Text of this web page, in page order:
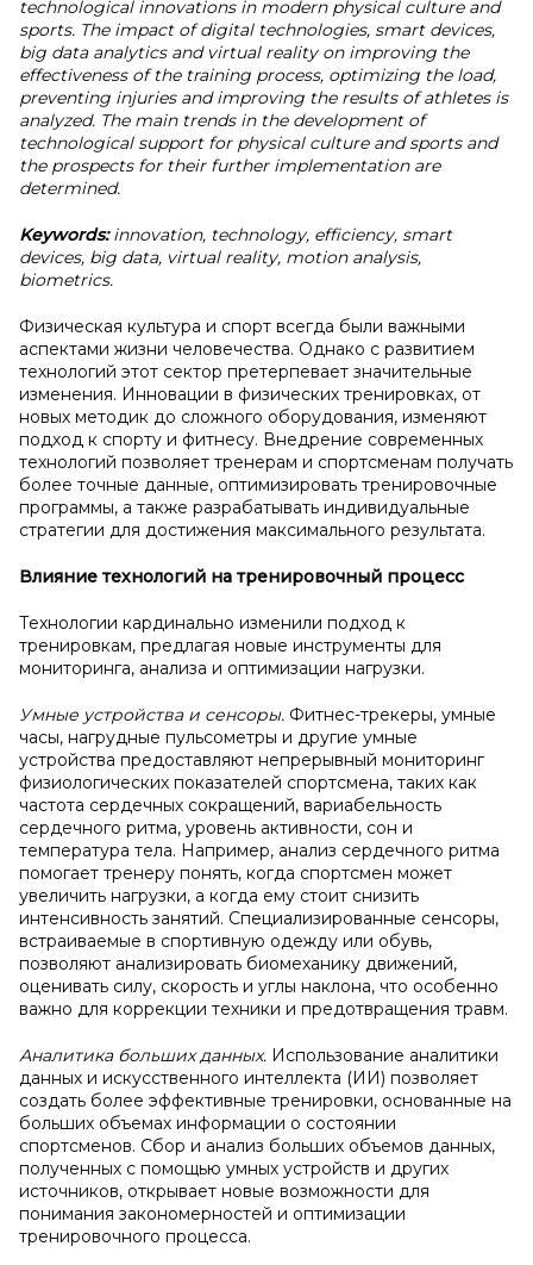
technological innovations in modern physical culture and
sports. The impact of digital technologies, smart devices,
big data analytics and virtual reality on improving the
effectiveness of the training process, optimizing the load,
preventing injuries and improving the results of athletes is
analyzed. The main trends in the development of
technological support for physical culture and sports and
the prospects for their further implementation are
determined.
Keywords:innovation, technology, efficiency, smart
devices, big data, virtual reality, motion analysis,
biometrics.
Физическая культура и спорт всегда были важными
аспектами жизни человечества. Однако с развитием
технологий этот сектор претерпевает значительные
изменения. Инновации в физических тренировках, от
новых методик до сложного оборудования, изменяют
подход к спорту и фитнесу. Внедрение современных
технологий позволяет тренерам и спортсменам получать
более точные данные, оптимизировать тренировочные
программы, а также разрабатывать индивидуальные
стратегии для достижения максимального результата.
Влияние технологий на тренировочный процесс
Технологии кардинально изменили подход к
тренировкам, предлагая новые инструменты для
мониторинга, анализа и оптимизации нагрузки.
Умные устройства и сенсоры. Фитнес-трекеры, умные
часы, нагрудные пульсометры и другие умные
устройства предоставляют непрерывный мониторинг
физиологических показателей спортсмена, таких как
частота сердечных сокращений, вариабельность
сердечного ритма, уровень активности, сон и
температура тела. Например, анализ сердечного ритма
помогает тренеру понять, когда спортсмен может
увеличить нагрузки, а когда ему стоит снизить
интенсивность занятий. Специализированные сенсоры,
встраиваемые в спортивную одежду или обувь,
позволяют анализировать биомеханику движений,
оценивать силу, скорость и углы наклона, что особенно
важно для коррекции техники и предотвращения травм.
Аналитика больших данных. Использование аналитики
данных и искусственного интеллекта (ИИ) позволяет
создать более эффективные тренировки, основанные на
больших объемах информации о состоянии
спортсменов. Сбор и анализ больших объемов данных,
полученных с помощью умных устройств и других
источников, открывает новые возможности для
понимания закономерностей и оптимизации
тренировочного процесса.